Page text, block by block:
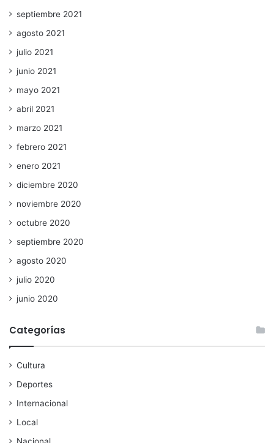
septiembre 2021
agosto 2021
julio 2021
junio 2021
mayo 2021
abril 2021
marzo 2021
febrero 2021
enero 2021
diciembre 2020
noviembre 2020
octubre 2020
septiembre 2020
agosto 2020
julio 2020
junio 2020
Categorías
Cultura
Deportes
Internacional
Local